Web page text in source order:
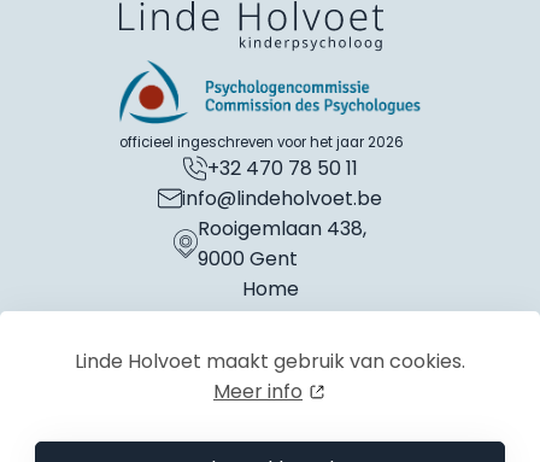
Linde Holvoet maakt gebruik van cookies.
Meer info
officieel ingeschreven voor het jaar 2026
+32 470 78 50 11
info@lindeholvoet.be
Rooigemlaan 438,
9000 Gent
Home
Over
Praktische info
Contact